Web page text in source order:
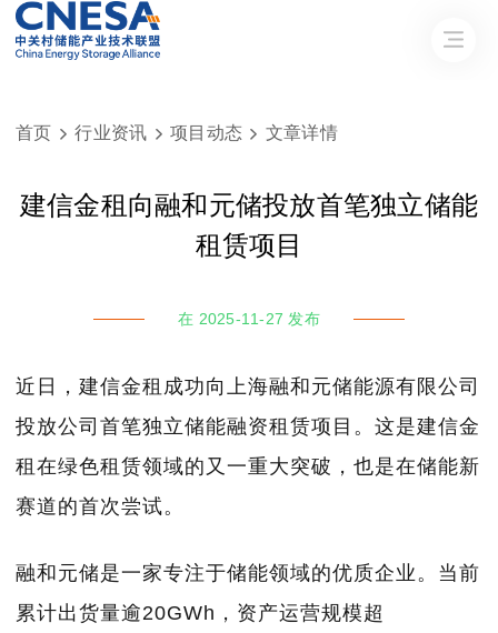
首页  行业资讯  项目动态  文章详情
建信金租向融和元储投放首笔独立储能
租赁项目
在 2025-11-27 发布
近日，建信金租成功向上海融和元储能源有限公司
投放公司首笔独立储能融资租赁项目。这是建信金
租 在绿色租赁领域的又一重大突破，也是在储能新
赛道的首次尝试。
融和元储是一家专注于储能领域的优质企业。当前
累计出货量逾20GWh，资产运营规模超